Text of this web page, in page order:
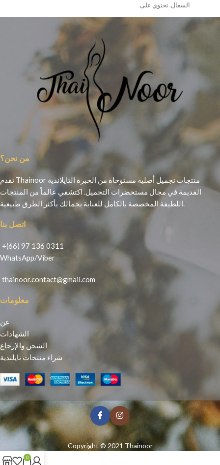
السعال. تحتوي على
من نحن؟
تقدم Thainoor منتجات تجميل أصلية مستوحاة من الخبرة التايلاندية
القديمة في مجال مستحضرات التجميل. اكتشفي عالماً من المنتجات
اللطيفة المخصصة بالكامل للعناية بجمالك بأكثر الطرق طبيعية.
اتصل بنا
+(66) 97 136 0311
WhatsApp/Viber
thainoor.contact@gmail.com
معلومات
عن
الشهادات
الشحن والإرجاع
شراء منتجات تايلندية
Copyright © 2021 Thainoor
0